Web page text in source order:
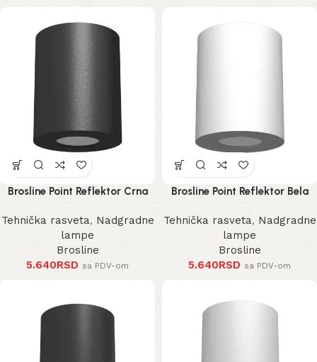
Brosline Point Reflektor Crna
100 mm
Tehnička rasveta,Nadgradne
lampe
Brosline
5.640RSD sa PDV-om
Brosline Point Reflektor Bela
100 mm
Tehnička rasveta, Nadgradne
lampe
Brosline
5.640RSD sa PDV-om